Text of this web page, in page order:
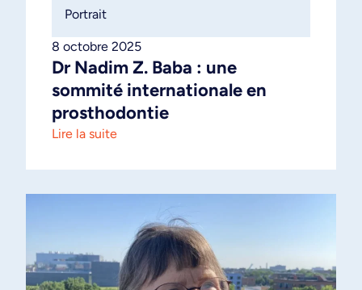
8 octobre 2025
Portrait
Dr Nadim Z. Baba : une
sommité internationale en
prosthodontie
Lire la suite